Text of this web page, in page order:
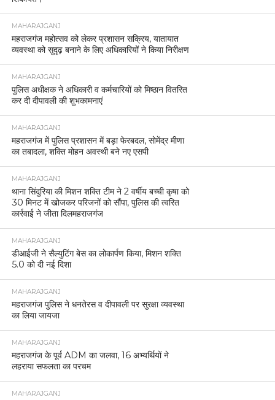
MAHARAJGANJ
महराजगंज महोत्सव को लेकर प्रशासन सक्रिय, यातायात
व्यवस्था को सुदृढ़ बनाने के लिए अधिकारियों ने किया निरीक्षण
MAHARAJGANJ
पुलिस अधीक्षक ने अधिकारी व कर्मचारियों को मिष्ठान वितरित
कर दी दीपावली की शुभकामनाएं
MAHARAJGANJ
महराजगंज में पुलिस प्रशासन में बड़ा फेरबदल, सोमेंद्र मीणा
का तबादला, शक्ति मोहन अवस्थी बने नए एसपी
MAHARAJGANJ
थाना सिंदुरिया की मिशन शक्ति टीम ने 2 वर्षीय बच्ची कृषा को
30 मिनट में खोजकर परिजनों को सौंपा, पुलिस की त्वरित
कार्रवाई ने जीता दिलमहराजगंज
MAHARAJGANJ
डीआईजी ने सैल्युटिंग बेस का लोकार्पण किया, मिशन शक्ति
5.0 को दी नई दिशा
MAHARAJGANJ
महराजगंज पुलिस ने धनतेरस व दीपावली पर सुरक्षा व्यवस्था
का लिया जायजा
MAHARAJGANJ
महराजगंज के पूर्व ADM का जलवा, 16 अभ्यर्थियों ने
लहराया सफलता का परचम
MAHARAJGANJ